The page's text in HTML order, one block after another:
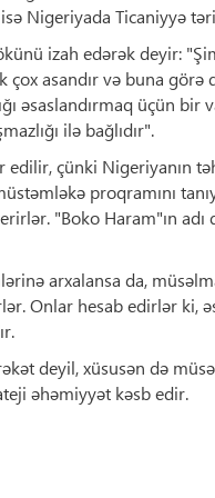
Nigeriyada Ticaniyyə
izah edərək deyir:
çox asandır və buna
əsaslandırmaq üçün
ilə bağlıdır".
edilir, çünki Nigeriyanın
proqramını
"Boko Haram"ın
arxalansa da,
Onlar hesab edirlər ki,
deyil, xüsusən də
əhəmiyyət kəsb edir.